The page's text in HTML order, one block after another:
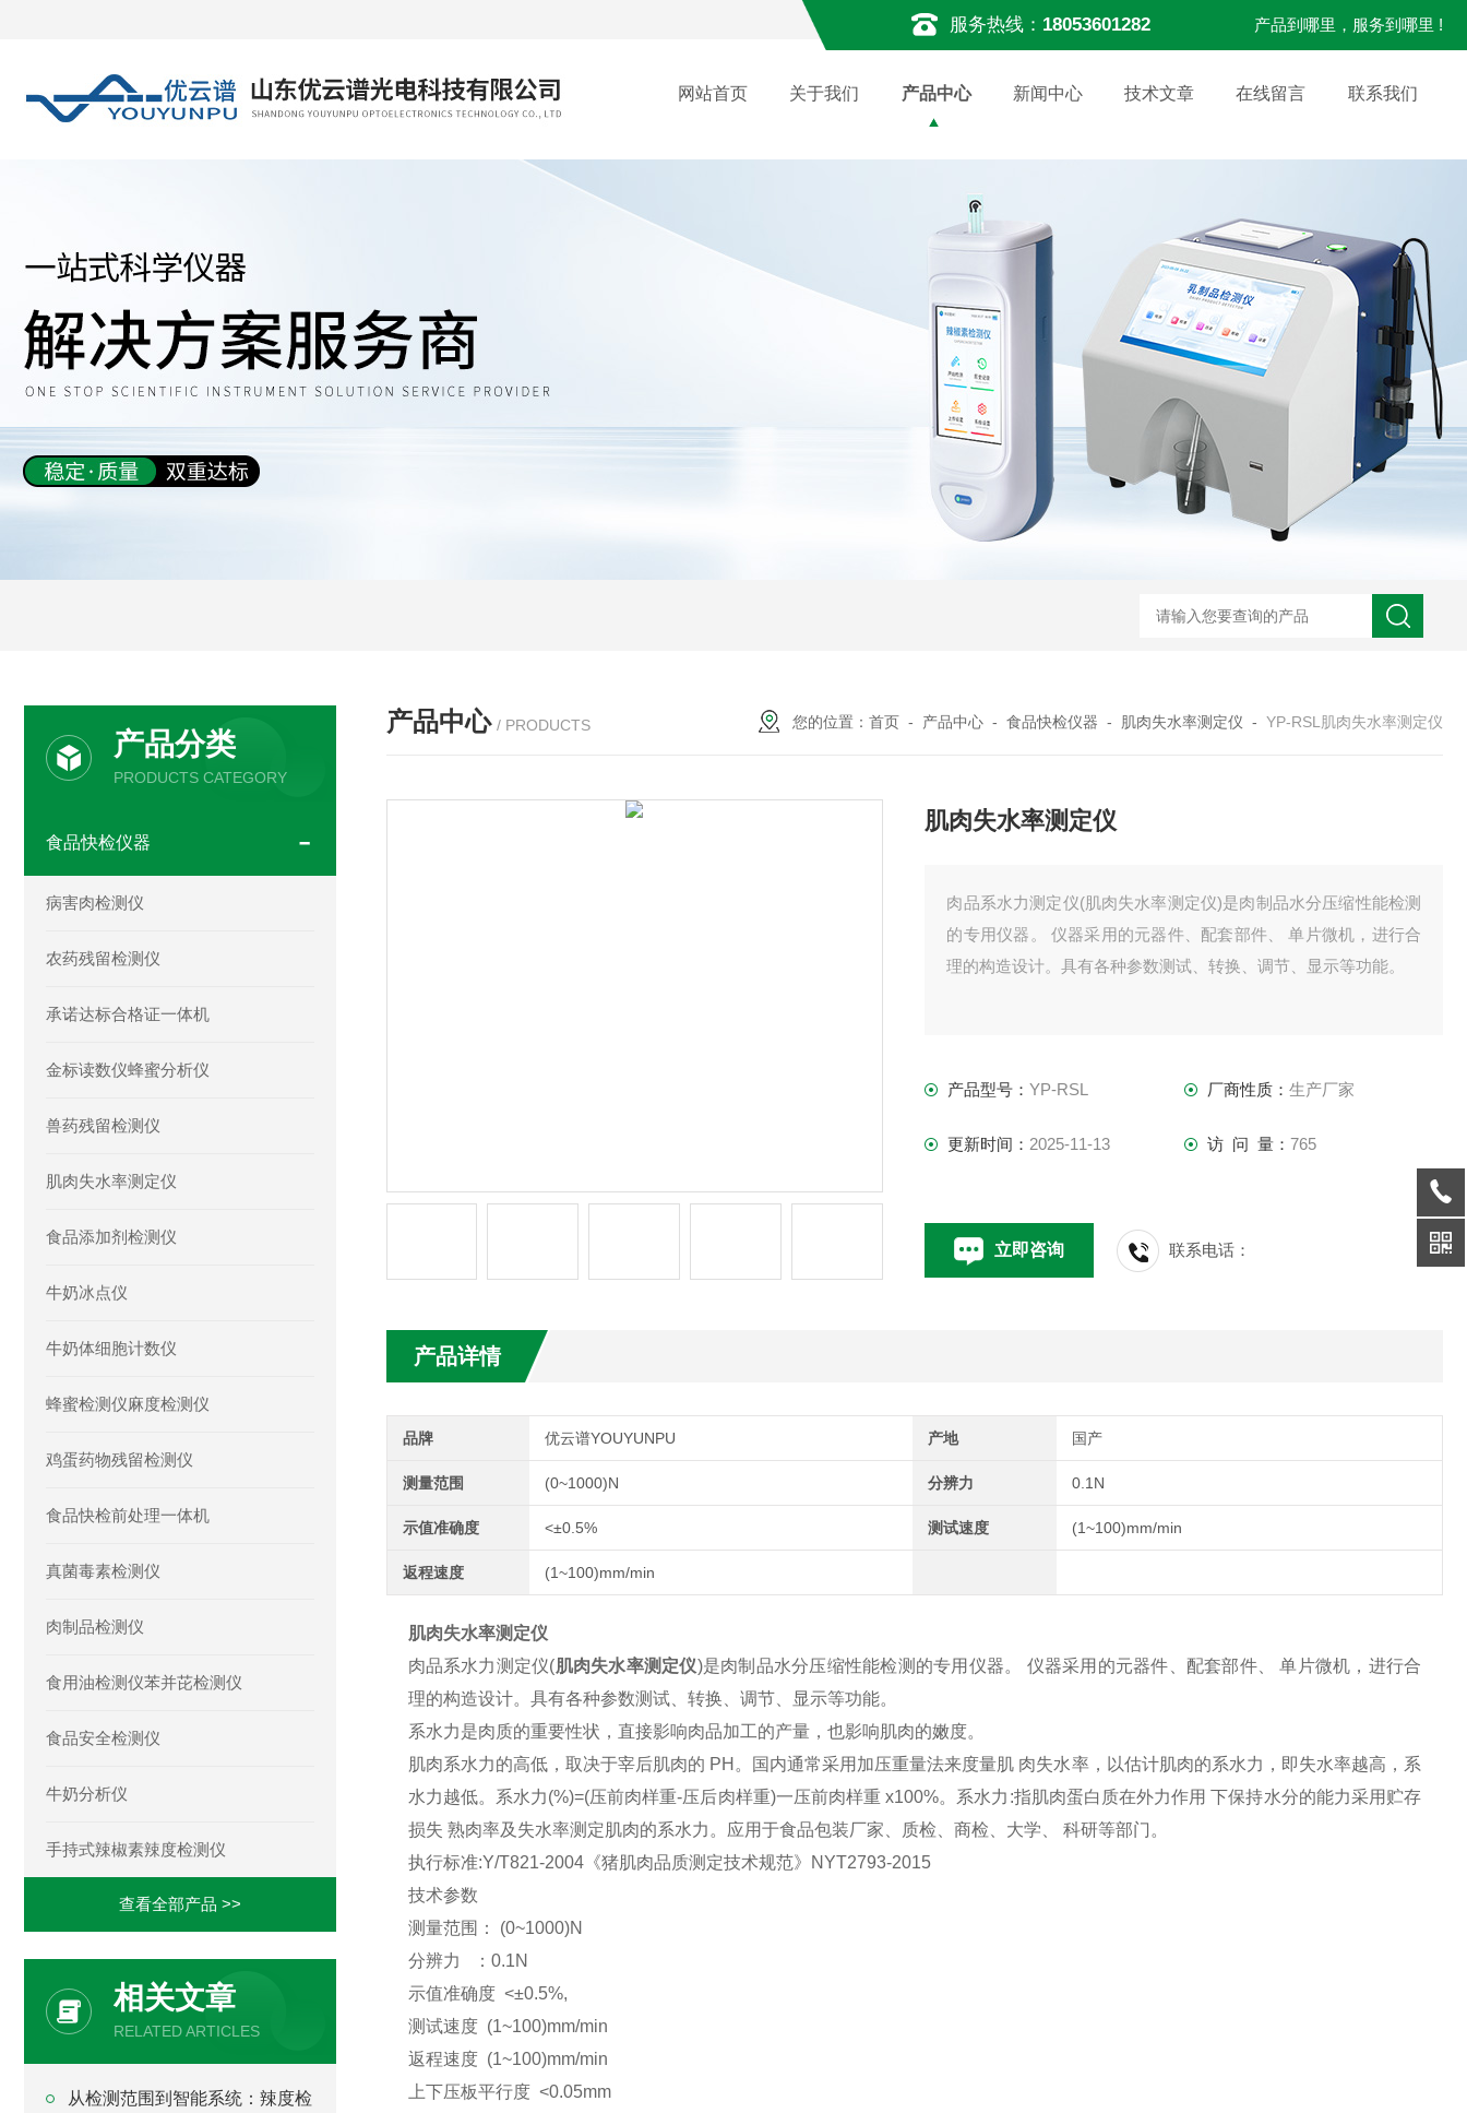
服务热线： 18053601282 产品到哪里，服务到哪里 !
网站首页 关于我们 产品中心 新闻中心 技术文章 在线留言 联系我们
产品中心 / PRODUCTS 您的位置： 首页 - 产品中心 - 食品快检仪器 - 肌肉失水率测定仪 - YP-RSL肌肉失水率测定仪
肌肉失水率测定仪
肉品系水力测定仪(肌肉失水率测定仪)是肉制品水分压缩性能检测
的专用仪器。 仪器采用的元器件、配套部件、 单片微机，进行合
理的构造设计。具有各种参数测试、转换、调节、显示等功能。
产品型号：YP-RSL 厂商性质： 生产厂家
更新时间： 2025-11-13 访 问 量： 765
立即咨询 联系电话：
产品详情
品牌 优云谱YOUYUNPU 产地 国产
测量范围 (0~1000)N 分辨力 0.1N
示值准确度 <±0.5% 测试速度 (1~100)mm/min
返程速度 (1~100)mm/min
肌肉失水率测定仪
肉品系水力测定仪(肌肉失水率测定仪)是肉制品水分压缩性能检测的专用仪器。 仪器采用的元器件、配套部件、 单片微机，进行合
理的构造设计。具有各种参数测试、转换、调节、显示等功能。
系水力是肉质的重要性状，直接影响肉品加工的产量，也影响肌肉的嫩度。
肌肉系水力的高低，取决于宰后肌肉的 PH。国内通常采用加压重量法来度量肌 肉失水率，以估计肌肉的系水力，即失水率越高，系
水力越低。系水力(%)=(压前肉样重-压后肉样重)一压前肉样重 x100%。系水力:指肌肉蛋白质在外力作用 下保持水分的能力采用贮存
损失 熟肉率及失水率测定肌肉的系水力。应用于食品包装厂家、质检、商检、大学、 科研等部门。
执行标准:Y/T821-2004《猪肌肉品质测定技术规范》NYT2793-2015
技术参数
测量范围： (0~1000)N
分辨力 ：0.1N
示值准确度 <±0.5%,
测试速度 (1~100)mm/min
返程速度 (1~100)mm/min
上下压板平行度 <0.05mm
产品分类
PRODUCTS CATEGORY
食品快检仪器
病害肉检测仪
农药残留检测仪
承诺达标合格证一体机
金标读数仪蜂蜜分析仪
兽药残留检测仪
肌肉失水率测定仪
食品添加剂检测仪
牛奶冰点仪
牛奶体细胞计数仪
蜂蜜检测仪麻度检测仪
鸡蛋药物残留检测仪
食品快检前处理一体机
真菌毒素检测仪
肉制品检测仪
食用油检测仪苯并芘检测仪
食品安全检测仪
牛奶分析仪
手持式辣椒素辣度检测仪
查看全部产品 >>
相关文章
RELATED ARTICLES
从检测范围到智能系统：辣度检